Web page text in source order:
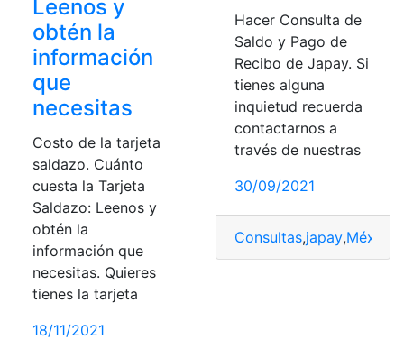
Leenos y
obtén la
información
que
necesitas
Costo de la tarjeta
saldazo. Cuánto
cuesta la Tarjeta
Saldazo: Leenos y
obtén la
información que
necesitas. Quieres
tienes la tarjeta
18/11/2021
Hacer Consulta de
Saldo y Pago de
Recibo de Japay. Si
tienes alguna
inquietud recuerda
contactarnos a
través de nuestras
30/09/2021
Consultas,japay,México